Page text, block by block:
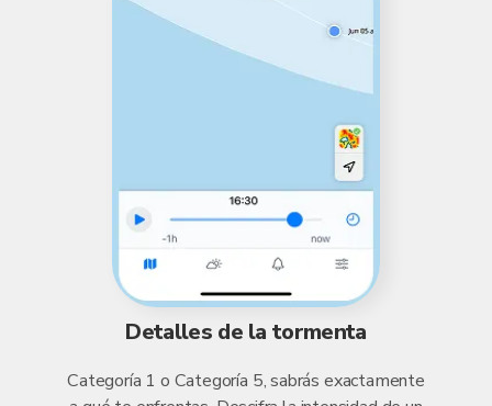
Detalles de la tormenta
Categoría 1 o Categoría 5, sabrás exactamente